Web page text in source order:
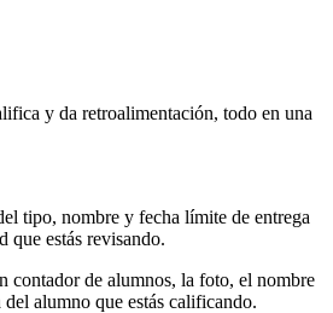
y da retroalimentación, todo en una
tipo, nombre y fecha límite de entrega
que estás revisando.
contador de alumnos, la foto, el nombre
alumno que estás calificando.